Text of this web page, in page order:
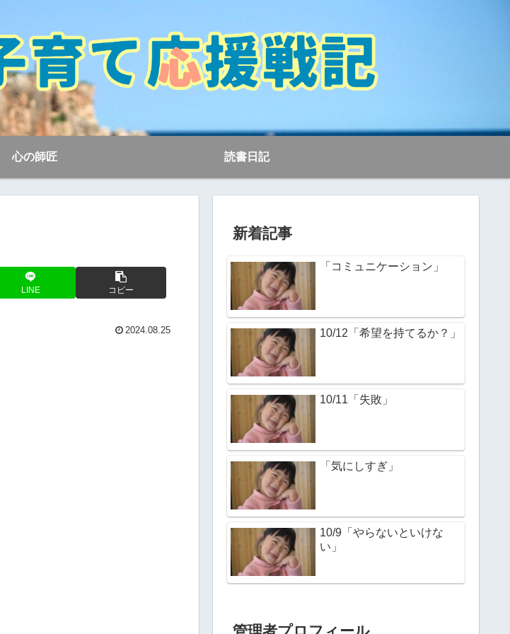
心の師匠 読書日記
LINE コピー
2024.08.25
新着記事
「コミュニケーション」
10/12「希望を持てるか？」
10/11「失敗」
「気にしすぎ」
10/9「やらないといけな
い」